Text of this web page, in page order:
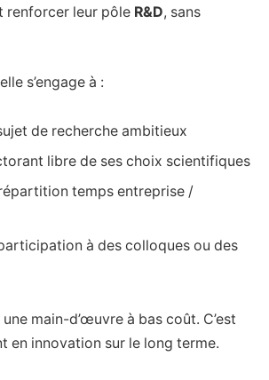
renforcer leur pôle R&D, sans
s’engage à :
de recherche ambitieux
libre de ses choix scientifiques
temps entreprise /
à des colloques ou des
une main-d’œuvre à bas coût. C’est
en innovation sur le long terme.